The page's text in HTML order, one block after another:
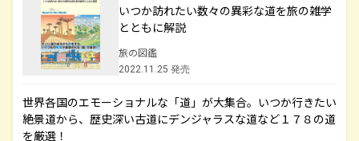
いつか訪れたい数々の異彩な道を旅の雑学
とともに解説
旅の図鑑
2022.11.25 発売
世界各国のエモーショナルな「道」が大集合。いつか行きたい
絶景道から、歴史深い古道にデンジャラスな道など１７８の道
を厳選！